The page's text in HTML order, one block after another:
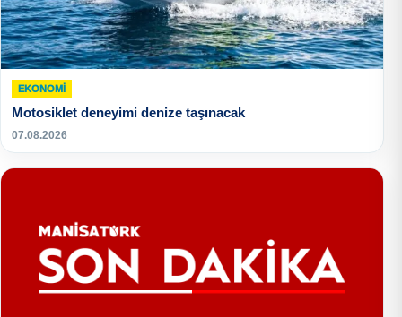
EKONOMI
Motosiklet deneyimi denize taşınacak
07.08.2026